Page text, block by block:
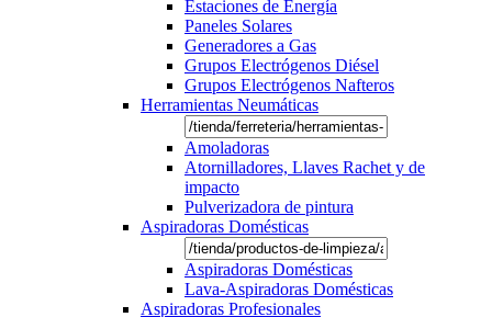
Estaciones de Energía
Paneles Solares
Generadores a Gas
Grupos Electrógenos Diésel
Grupos Electrógenos Nafteros
Herramientas Neumáticas
Amoladoras
Atornilladores, Llaves Rachet y de
impacto
Pulverizadora de pintura
Aspiradoras Domésticas
Aspiradoras Domésticas
Lava-Aspiradoras Domésticas
Aspiradoras Profesionales